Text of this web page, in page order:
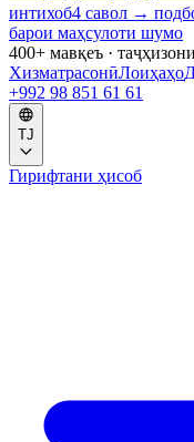
интихоб4 савол →
барои маҳсулоти шумо
400+ мавқеъ ·
ХизматрасонӣЛоиҳаҳо
+992 98 851 61 61
TJ
Гирифтани ҳисоб